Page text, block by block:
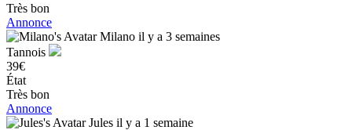
Très bon
Annonce
Milano il y a 3 semaines
Tannois
39€
État
Très bon
Annonce
Jules il y a 1 semaine